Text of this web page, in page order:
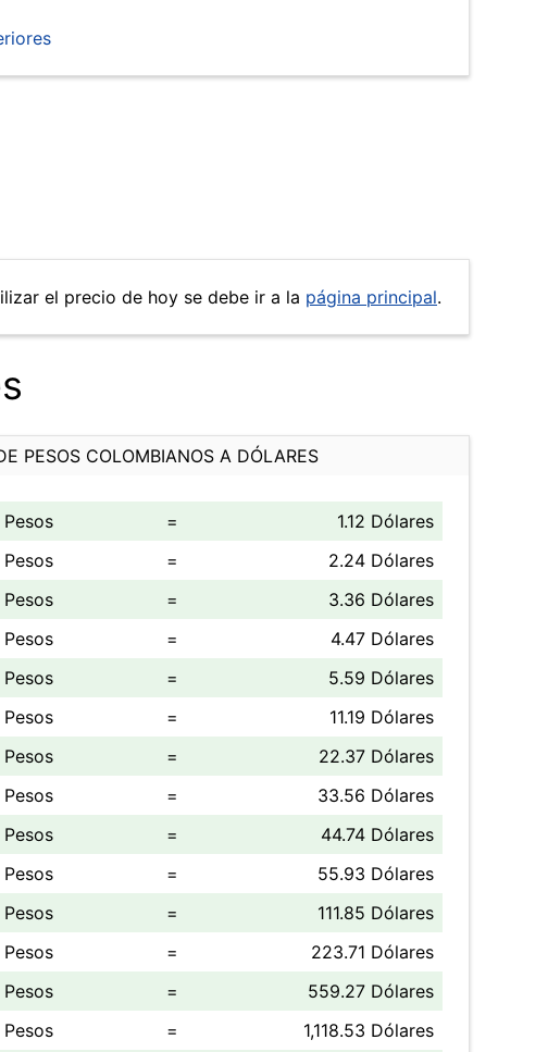
el precio de hoy se debe ir a la página principal.
PESOS COLOMBIANOS A DÓLARES
=
1.12 Dólares
=
2.24 Dólares
=
3.36 Dólares
=
4.47 Dólares
=
5.59 Dólares
=
11.19 Dólares
=
22.37 Dólares
=
33.56 Dólares
=
44.74 Dólares
=
55.93 Dólares
=
111.85 Dólares
=
223.71 Dólares
=
559.27 Dólares
= 1,118.53 Dólares